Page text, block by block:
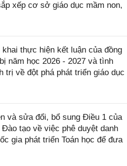
xếp cơ sở giáo dục mầm non,
thực hiện kết luận của đồng
năm học 2026 - 2027 và tình
trị về đột phá phát triển giáo dục
và sửa đổi, bổ sung Điều 1 của
tạo về việc phê duyệt danh
gia phát triển Toán học để đưa